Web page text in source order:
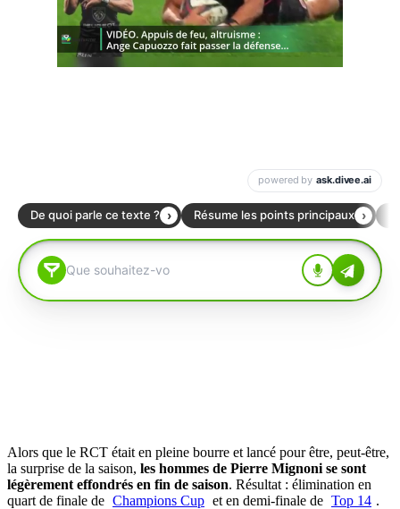
Alors que le RCT était en pleine bourre et lancé pour être, peut-être,
la surprise de la saison, les hommes de Pierre Mignoni se sont
légèrement effondrés en fin de saison. Résultat : élimination en
quart de finale de Champions Cup et en demi-finale de Top 14 .